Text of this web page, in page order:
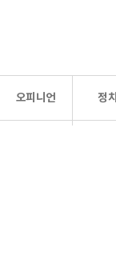
오피니언 정치